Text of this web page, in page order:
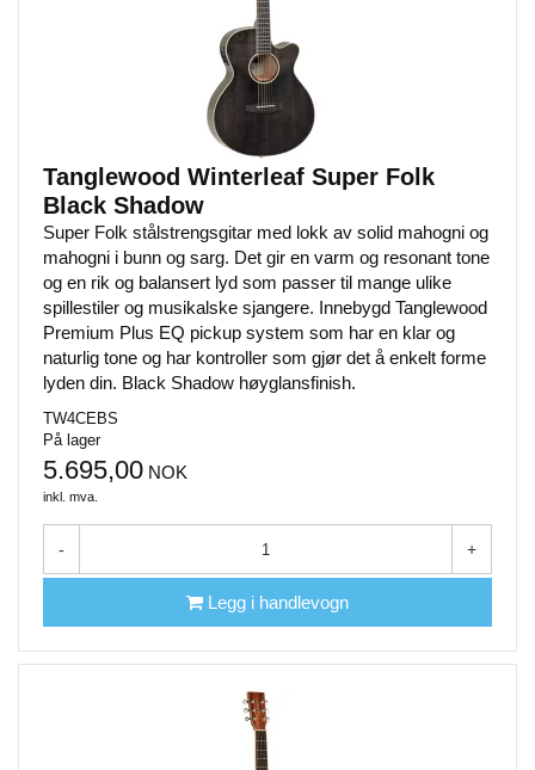
Tanglewood Winterleaf Super Folk
Black Shadow
Super Folk stålstrengsgitar med lokk av solid mahogni og
mahogni i bunn og sarg. Det gir en varm og resonant tone
og en rik og balansert lyd som passer til mange ulike
spillestiler og musikalske sjangere. Innebygd Tanglewood
Premium Plus EQ pickup system som har en klar og
naturlig tone og har kontroller som gjør det å enkelt forme
lyden din. Black Shadow høyglansfinish.
TW4CEBS
På lager
5.695,00 NOK
inkl. mva.
- +
Legg i handlevogn